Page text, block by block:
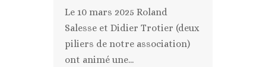
Le 10 mars 2025 Roland
Salesse et Didier Trotier (deux
piliers de notre association)
ont animé une...